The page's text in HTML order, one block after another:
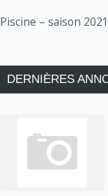
Piscine – saison 2021
DERNIÈRES